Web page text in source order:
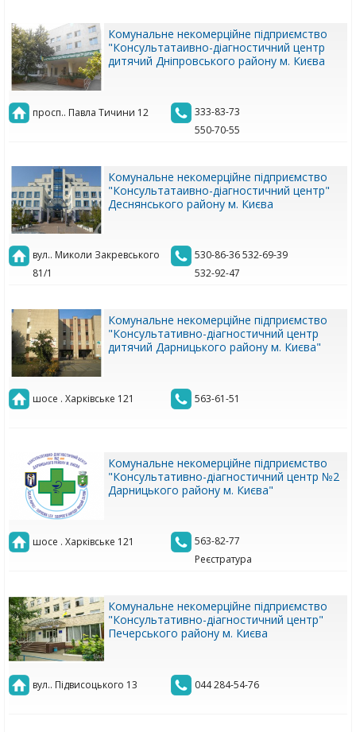
Комунальне некомерційне підприємство
"Консультатаивно-діагностичний центр
дитячий Дніпровського району м. Києва
просп.. Павла Тичини 12
333-83-73
550-70-55
Комунальне некомерційне підприємство
"Консультатаивно-діагностичний центр"
Деснянського району м. Києва
вул.. Миколи Закревського
81/1
530-86-36 532-69-39
532-92-47
Комунальне некомерційне підприємство
"Консультативно-діагностичний центр
дитячий Дарницького району м. Києва"
шосе . Харківське 121 563-61-51
Комунальне некомерційне підприємство
"Консультативно-діагностичний центр №2
Дарницького району м. Києва"
шосе . Харківське 121
563-82-77
Реєстратура
Комунальне некомерційне підприємство
"Консультативно-діагностичний центр"
Печерського району м. Києва
вул.. Підвисоцького 13 044 284-54-76